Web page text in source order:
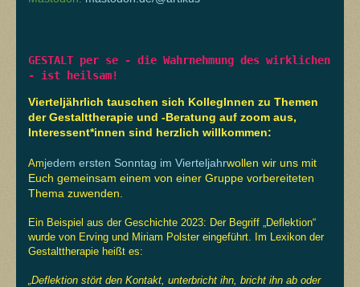
GESTALT per se - die Wahrnehmung des wirklichen
- ist heilsam!
Vierteljährlich tauschen sich KollegInnen zu Themen
der Gestalttherapie und -Beratung auf zoom aus,
Interessent*innen sind herzlich willkommen:
Amjedem ersten Sonntag im Vierteljahrwollen wir uns mit
Euch gemeinsam einem von einer Gruppe vorbereiteten
Thema zuwenden.
Ein Beispiel aus der Geschichte 2023: Der Begriff „Deflektion“
wurde von Erving und Miriam Polster eingeführt. Im Lexikon der
Gestalttherapie heißt es:
„Deflektion stört den Kontakt, unterbricht ihn, bricht ihn ab oder